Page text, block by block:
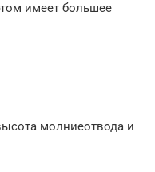
имеет большее
молниеотвода и